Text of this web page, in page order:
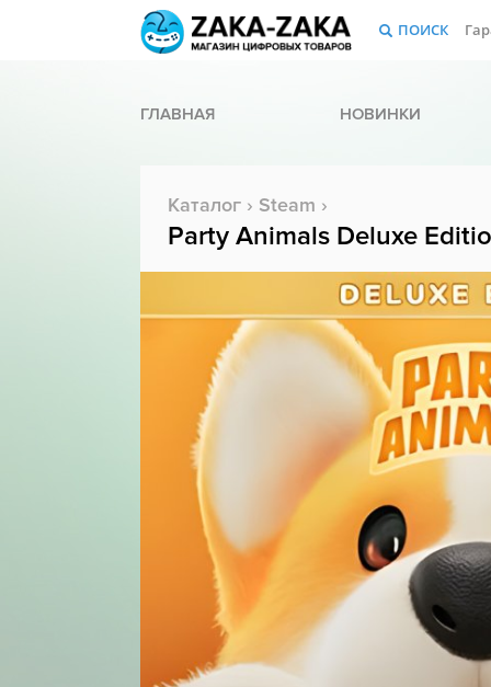
ПОИСК
ГЛАВНАЯ НОВИНКИ
Каталог › Steam ›
Party Animals Deluxe